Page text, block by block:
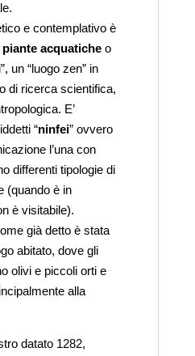
e contemplativo è
acquaticheo
un “luogo zen” in
di ricerca scientifica,
E’
“ninfei” ovvero
l’una con
differenti tipologie di
(quando è in
è visitabile).
già detto è stata
abitato, dove gli
olivi e piccoli orti e
alla
datato 1282,